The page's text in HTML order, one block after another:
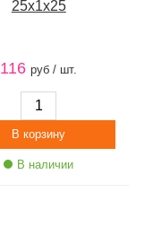
25х1х25
116 руб / шт.
В наличии